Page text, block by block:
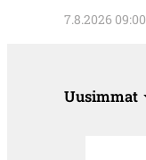
7.8.2026 09:00
Uusimmat